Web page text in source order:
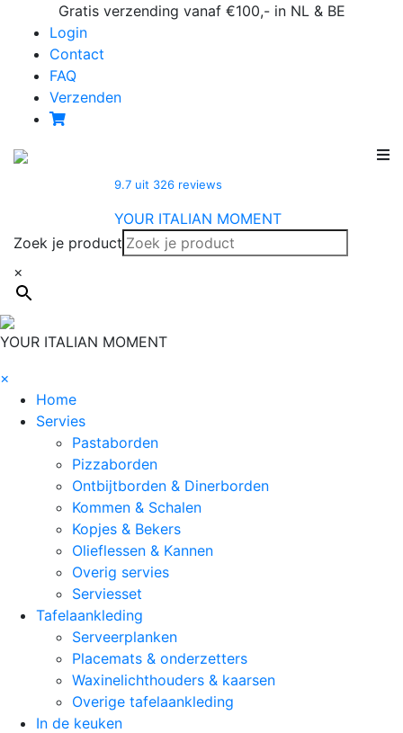
content
Gratis verzending vanaf €100,- in NL & BE
Login
Contact
FAQ
Verzenden
9.7 uit 326 reviews
YOUR ITALIAN MOMENT
Zoek je product
×
YOUR ITALIAN MOMENT
×
Home
Servies
Pastaborden
Pizzaborden
Ontbijtborden & Dinerborden
Kommen & Schalen
Kopjes & Bekers
Olieflessen & Kannen
Overig servies
Serviesset
Tafelaankleding
Serveerplanken
Placemats & onderzetters
Waxinelichthouders & kaarsen
Overige tafelaankleding
In de keuken